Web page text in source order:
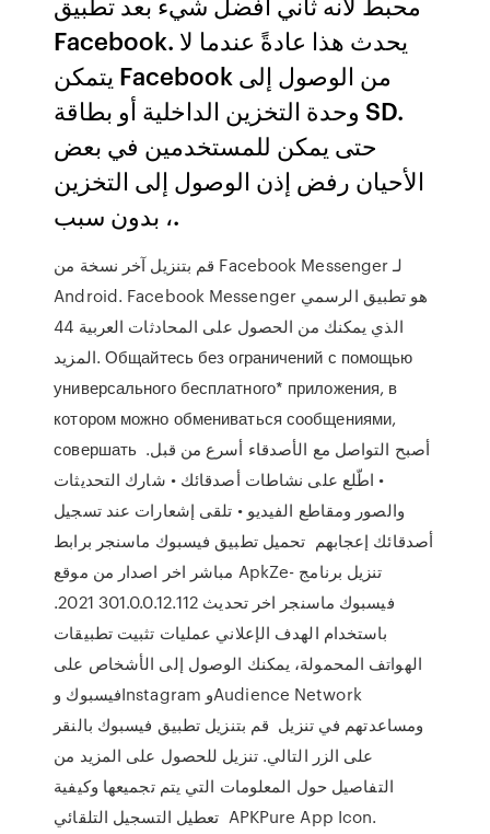
Facebook. يحدث هذا عادةً عندما لا
يتمكن Facebook من الوصول إلى
وحدة التخزين الداخلية أو بطاقة SD.
حتى يمكن للمستخدمين في بعض
الأحيان رفض إذن الوصول إلى التخزين
، بدون سبب.
قم بتنزيل آخر نسخة من Facebook Messenger لـ
Android. Facebook Messenger هو تطبيق الرسمي
الذي يمكنك من الحصول على المحادثات العربية 44
المزيد. Общайтесь без ограничений с помощью
универсального бесплатного* приложения, в
котором можно обмениваться сообщениями,
совершать أصبح التواصل مع الأصدقاء أسرع من قبل.
• اطّلع على نشاطات أصدقائك • شارك التحديثات
والصور ومقاطع الفيديو • تلقى إشعارات عند تسجيل
أصدقائك إعجابهم تحميل تطبيق فيسبوك ماسنجر برابط
مباشر اخر اصدار من موقع ApkZe- تنزيل برنامج
فيسبوك ماسنجر اخر تحديث 301.0.0.12.112 2021.
باستخدام الهدف الإعلاني عمليات تثبيت تطبيقات
الهواتف المحمولة، يمكنك الوصول إلى الأشخاص على
فيسبوك وInstagram وAudience Network
ومساعدتهم في تنزيل قم بتنزيل تطبيق فيسبوك بالنقر
على الزر التالي. تنزيل للحصول على المزيد من
التفاصيل حول المعلومات التي يتم تجميعها وكيفية
تعطيل التسجيل التلقائي APKPure App Icon.